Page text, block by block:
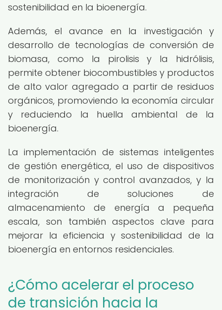
sostenibilidad en la bioenergía.
Además, el avance en la investigación y
desarrollo de tecnologías de conversión de
biomasa, como la pirolisis y la hidrólisis,
permite obtener biocombustibles y productos
de alto valor agregado a partir de residuos
orgánicos, promoviendo la economía circular
y reduciendo la huella ambiental de la
bioenergía.
La implementación de sistemas inteligentes
de gestión energética, el uso de dispositivos
de monitorización y control avanzados, y la
integración de soluciones de
almacenamiento de energía a pequeña
escala, son también aspectos clave para
mejorar la eficiencia y sostenibilidad de la
bioenergía en entornos residenciales.
¿Cómo acelerar el proceso
de transición hacia la